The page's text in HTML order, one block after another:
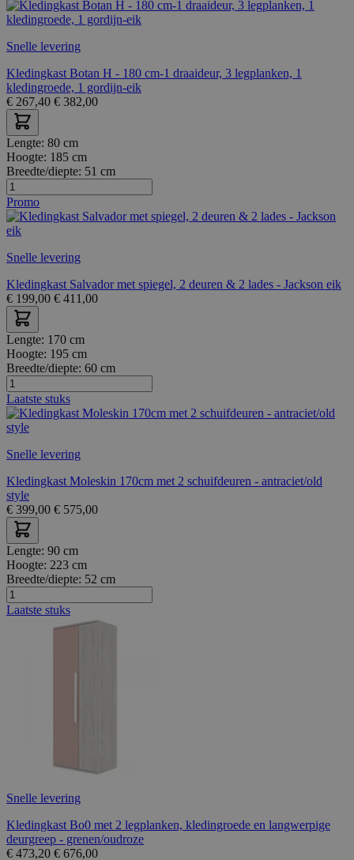
Snelle levering
Kledingkast Botan H - 180 cm-1 draaideur, 3 legplanken, 1
kledingroede, 1 gordijn-eik
€ 267,40 € 382,00
Lengte: 80 cm
Hoogte: 185 cm
Breedte/diepte: 51 cm
Promo
Snelle levering
Kledingkast Salvador met spiegel, 2 deuren & 2 lades - Jackson eik
€ 199,00 € 411,00
Lengte: 170 cm
Hoogte: 195 cm
Breedte/diepte: 60 cm
Laatste stuks
Snelle levering
Kledingkast Moleskin 170cm met 2 schuifdeuren - antraciet/old
style
€ 399,00 € 575,00
Lengte: 90 cm
Hoogte: 223 cm
Breedte/diepte: 52 cm
Laatste stuks
Snelle levering
Kledingkast Bo0 met 2 legplanken, kledingroede en langwerpige
deurgreep - grenen/oudroze
€ 473,20 € 676,00